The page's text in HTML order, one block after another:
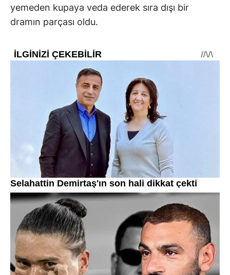
yemeden kupaya veda ederek sıra dışı bir
dramın parçası oldu.